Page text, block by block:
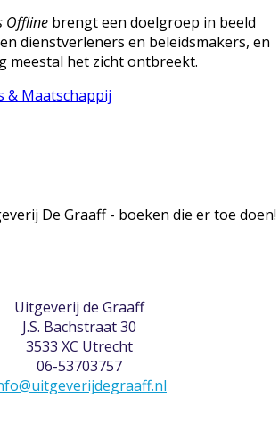
Offline brengt een doelgroep in beeld
dienstverleners en beleidsmakers, en
meestal het zicht ontbreekt.
& Maatschappij
Uitgeverij de Graaff
J.S. Bachstraat 30
3533 XC Utrecht
06-53703757